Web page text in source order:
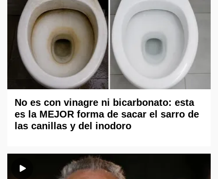
No es con vinagre ni bicarbonato: esta
es la MEJOR forma de sacar el sarro de
las canillas y del inodoro